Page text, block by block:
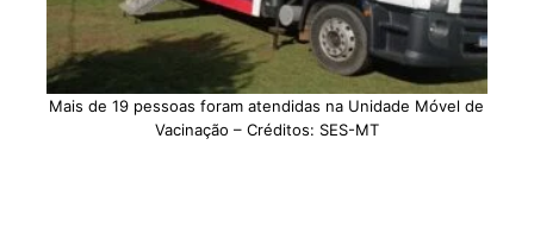
Mais de 19 pessoas foram atendidas na Unidade Móvel de
Vacinação – Créditos: SES-MT